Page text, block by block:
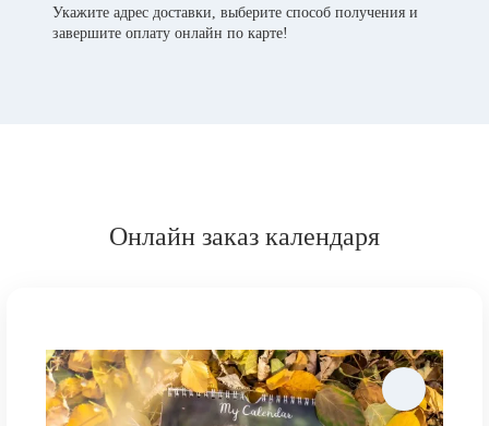
Укажите адрес доставки, выберите способ получения и
завершите оплату онлайн по карте!
Онлайн заказ календаря